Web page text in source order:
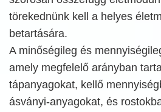
törekednünk kell a helyes
betartására.
A minőségileg és
amely megfelelő arányban
tápanyagokat, kellő
ásványi-anyagokat, és